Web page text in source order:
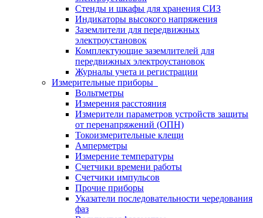
Стенды и шкафы для хранения СИЗ
Индикаторы высокого напряжения
Заземлители для передвижных
электроустановок
Комплектующие заземлителей для
передвижных электроустановок
Журналы учета и регистрации
Измерительные приборы
Вольтметры
Измерения расстояния
Измерители параметров устройств защиты
от перенапряжений (ОПН)
Токоизмерительные клещи
Амперметры
Измерение температуры
Счетчики времени работы
Счетчики импульсов
Прочие приборы
Указатели последовательности чередования
фаз